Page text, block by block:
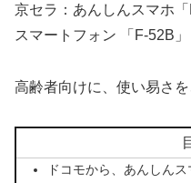
京セラ：あんしんスマホ
スマートフォン 「F-52B」
高齢者向けに、使い易さ
ドコモから、あんしん